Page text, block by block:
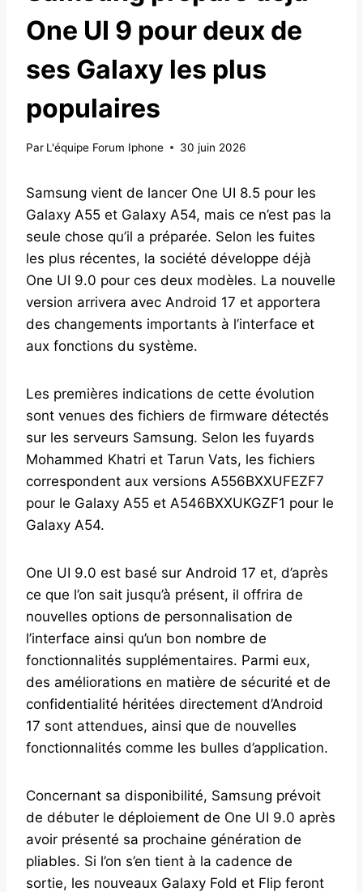
One UI 9 pour deux de
ses Galaxy les plus
populaires
Par L'équipe Forum Iphone 30 juin 2026
Samsung vient de lancer One UI 8.5 pour les
Galaxy A55 et Galaxy A54, mais ce n’est pas la
seule chose qu’il a préparée. Selon les fuites
les plus récentes, la société développe déjà
One UI 9.0 pour ces deux modèles. La nouvelle
version arrivera avec Android 17 et apportera
des changements importants à l’interface et
aux fonctions du système.
Les premières indications de cette évolution
sont venues des fichiers de firmware détectés
sur les serveurs Samsung. Selon les fuyards
Mohammed Khatri et Tarun Vats, les fichiers
correspondent aux versions A556BXXUFEZF7
pour le Galaxy A55 et A546BXXUKGZF1 pour le
Galaxy A54.
One UI 9.0 est basé sur Android 17 et, d’après
ce que l’on sait jusqu’à présent, il offrira de
nouvelles options de personnalisation de
l’interface ainsi qu’un bon nombre de
fonctionnalités supplémentaires. Parmi eux,
des améliorations en matière de sécurité et de
confidentialité héritées directement d’Android
17 sont attendues, ainsi que de nouvelles
fonctionnalités comme les bulles d’application.
Concernant sa disponibilité, Samsung prévoit
de débuter le déploiement de One UI 9.0 après
avoir présenté sa prochaine génération de
pliables. Si l’on s’en tient à la cadence de
sortie, les nouveaux Galaxy Fold et Flip feront